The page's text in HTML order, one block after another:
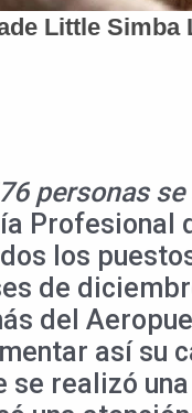
personas
los
de
del
así su
se realizó